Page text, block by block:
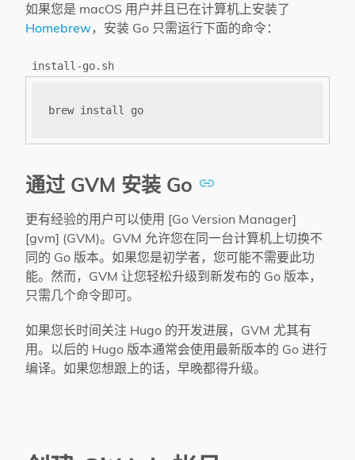
如果您是 macOS 用户并且已在计算机上安装了
Homebrew，安装 Go 只需运行下面的命令：
install-go.sh
brew install go
通过 GVM 安装 Go
更有经验的用户可以使用 [Go Version Manager]
[gvm] (GVM)。GVM 允许您在同一台计算机上切换不
同的 Go 版本。如果您是初学者，您可能不需要此功
能。然而，GVM 让您轻松升级到新发布的 Go 版本，
只需几个命令即可。
如果您长时间关注 Hugo 的开发进展，GVM 尤其有
用。以后的 Hugo 版本通常会使用最新版本的 Go 进行
编译。如果您想跟上的话，早晚都得升级。